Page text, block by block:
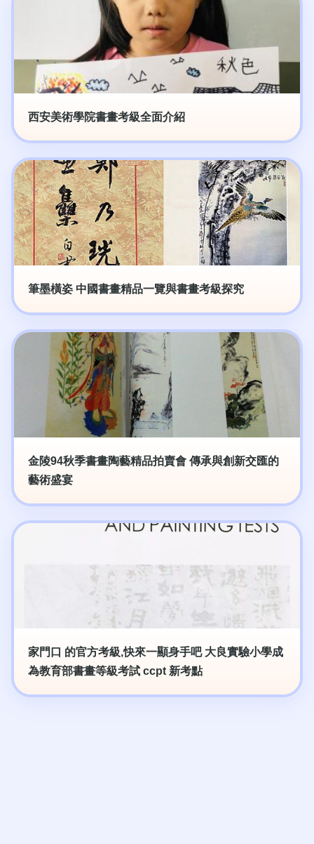
西安美術學院書畫考級全面介紹
筆墨橫姿 中國書畫精品一覽與書畫考級探究
金陵94秋季書畫陶藝精品拍賣會 傳承與創新交匯的
藝術盛宴
家門口 的官方考級,快來一顯身手吧 大良實驗小學成
為教育部書畫等級考試 ccpt 新考點